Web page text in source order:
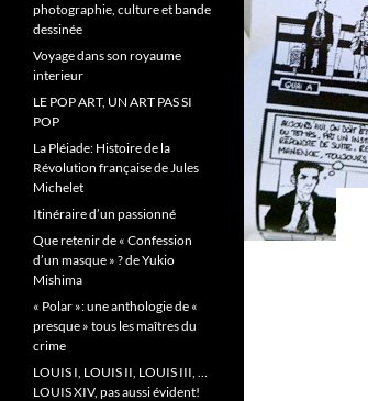
h
e
r
photographie, culture et bande
dessinée
Voyage dans son royaume
interieur
LE POP ART, UN ART PAS SI
POP
La Pléiade: Histoire de la
Révolution française de Jules
Michelet
Itinéraire d’un passionné
Que retenir de « Confession
d’un masque » ? de Yukio
Mishima
« Polar »: une anthologie de «
presque » tous les maîtres du
crime
LOUIS I, LOUIS II, LOUIS III, …
LOUIS XIV, pas aussi évident!